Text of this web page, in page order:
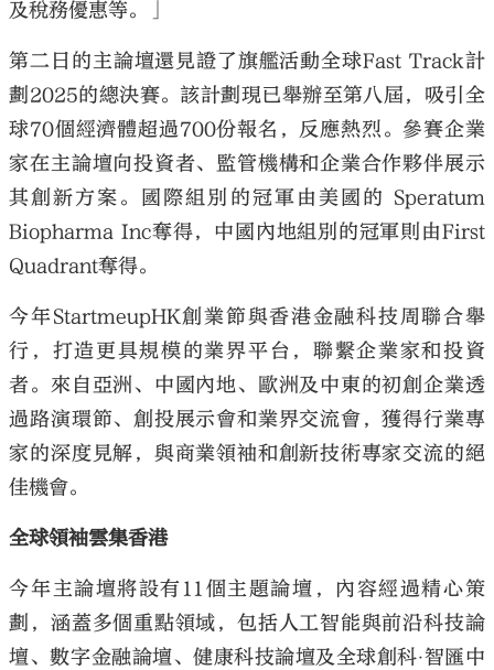
及稅務優惠等。」
第二日的主論壇還見證了旗艦活動全球Fast Track計
劃2025的總決賽。該計劃現已舉辦至第八屆，吸引全
球70個經濟體超過700份報名，反應熱烈。參賽企業
家在主論壇向投資者、監管機構和企業合作夥伴展示
其創新方案。國際組別的冠軍由美國的 Speratum
Biopharma Inc奪得，中國內地組別的冠軍則由First
Quadrant奪得。
今年StartmeupHK創業節與香港金融科技周聯合舉
行，打造更具規模的業界平台，聯繫企業家和投資
者。來自亞洲、中國內地、歐洲及中東的初創企業透
過路演環節、創投展示會和業界交流會，獲得行業專
家的深度見解，與商業領袖和創新技術專家交流的絕
佳機會。
全球領袖雲集香港
今年主論壇將設有11個主題論壇，內容經過精心策
劃，涵蓋多個重點領域，包括人工智能與前沿科技論
壇、數字金融論壇、健康科技論壇及全球創科‧智匯中